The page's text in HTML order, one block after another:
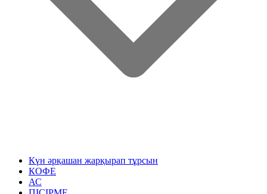
Күн әрқашан жарқырап тұрсын
КОФЕ
АС